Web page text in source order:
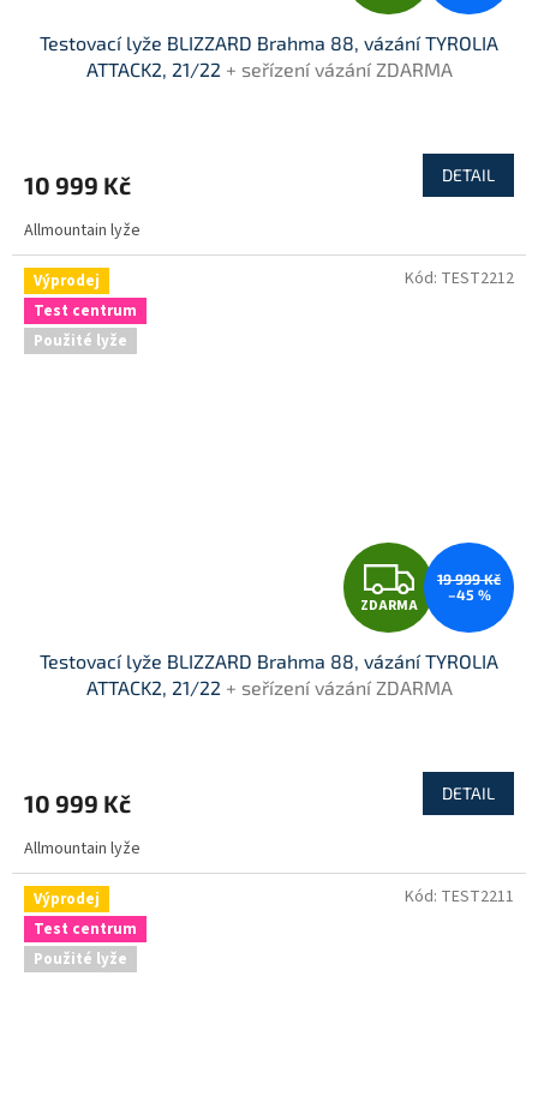
D
A
M
A
Testovací lyže BLIZZARD Brahma 88, vázání TYROLIA
ATTACK2, 21/22 + seřízení vázání ZDARMA
10 999 Kč DETAIL
Allmountain lyže
Výprodej
Test centrum
Použité lyže
Z
D
A
M
A
ZDARMA
19 999 Kč
–45 %
Testovací lyže BLIZZARD Brahma 88, vázání TYROLIA
ATTACK2, 21/22 + seřízení vázání ZDARMA
10 999 Kč DETAIL
Allmountain lyže
Kód: TEST2212
Výprodej
Test centrum
Použité lyže
Kód: TEST2211